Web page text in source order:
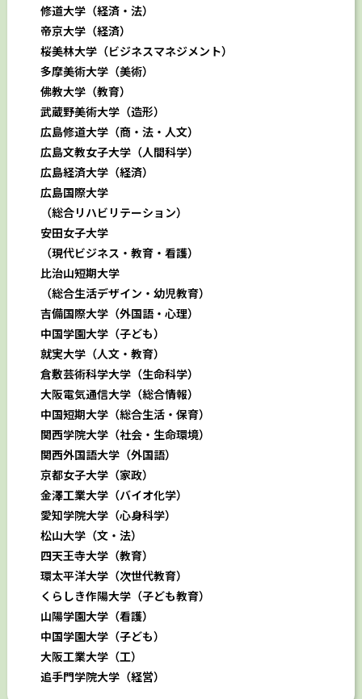
修道大学（経済・法）
帝京大学（経済）
桜美林大学（ビジネスマネジメント）
多摩美術大学（美術）
佛教大学（教育）
武蔵野美術大学（造形）
広島修道大学（商・法・人文）
広島文教女子大学（人間科学）
広島経済大学（経済）
広島国際大学
（総合リハビリテーション）
安田女子大学
（現代ビジネス・教育・看護）
比治山短期大学
（総合生活デザイン・幼児教育）
吉備国際大学（外国語・心理）
中国学園大学（子ども）
就実大学（人文・教育）
倉敷芸術科学大学（生命科学）
大阪電気通信大学（総合情報）
中国短期大学（総合生活・保育）
関西学院大学（社会・生命環境）
関西外国語大学（外国語）
京都女子大学（家政）
金澤工業大学（バイオ化学）
愛知学院大学（心身科学）
松山大学（文・法）
四天王寺大学（教育）
環太平洋大学（次世代教育）
くらしき作陽大学（子ども教育）
山陽学園大学（看護）
中国学園大学（子ども）
大阪工業大学（工）
追手門学院大学（経営）